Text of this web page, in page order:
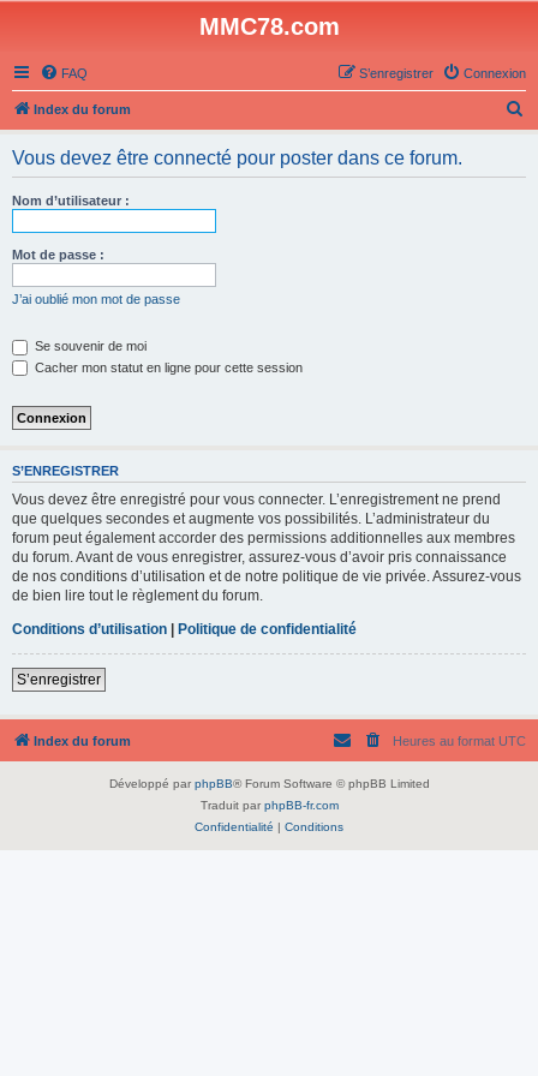
MMC78.com
FAQ Connexion
S’enregistrer
Index du forum
Vous devez être connecté pour poster dans ce forum.
Nom d’utilisateur :
Mot de passe :
J’ai oublié mon mot de passe
Se souvenir de moi
Cacher mon statut en ligne pour cette session
S’ENREGISTRER
Vous devez être enregistré pour vous connecter. L’enregistrement ne prend
que quelques secondes et augmente vos possibilités. L’administrateur du
forum peut également accorder des permissions additionnelles aux membres
du forum. Avant de vous enregistrer, assurez-vous d’avoir pris connaissance
de nos conditions d’utilisation et de notre politique de vie privée. Assurez-vous
de bien lire tout le règlement du forum.
Conditions d’utilisation | Politique de confidentialité
S’enregistrer
Index du forum Heures au format UTC
Développé par phpBB® Forum Software © phpBB Limited
Traduit par phpBB-fr.com
Confidentialité | Conditions